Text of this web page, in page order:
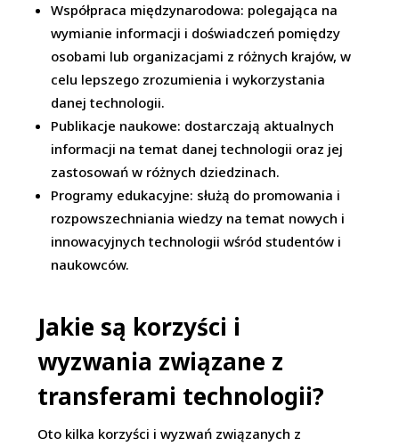
Współpraca międzynarodowa: polegająca na
wymianie informacji i doświadczeń pomiędzy
osobami lub organizacjami z różnych krajów, w
celu lepszego zrozumienia i wykorzystania
danej technologii.
Publikacje naukowe: dostarczają aktualnych
informacji na temat danej technologii oraz jej
zastosowań w różnych dziedzinach.
Programy edukacyjne: służą do promowania i
rozpowszechniania wiedzy na temat nowych i
innowacyjnych technologii wśród studentów i
naukowców.
Jakie są korzyści i
wyzwania związane z
transferami technologii?
Oto kilka korzyści i wyzwań związanych z